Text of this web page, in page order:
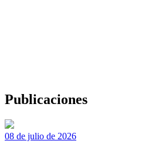
Publicaciones
08 de julio de 2026